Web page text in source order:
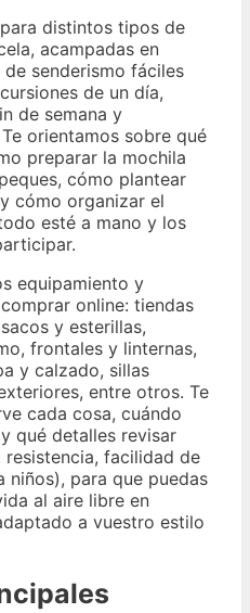
distintos tipos de
acampadas en
senderismo fáciles
de un día,
de semana y
orientamos sobre qué
preparar la mochila
cómo plantear
cómo organizar el
esté a mano y los
equipamiento y
online: tiendas
y esterillas,
frontales y linternas,
y calzado, sillas
entre otros. Te
cada cosa, cuándo
qué detalles revisar
facilidad de
niños), para que puedas
al aire libre en
a vuestro estilo